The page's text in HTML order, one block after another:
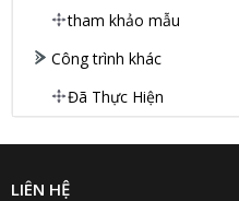
tham khảo mẫu
Công trình khác
Đã Thực Hiện
LIÊN HỆ